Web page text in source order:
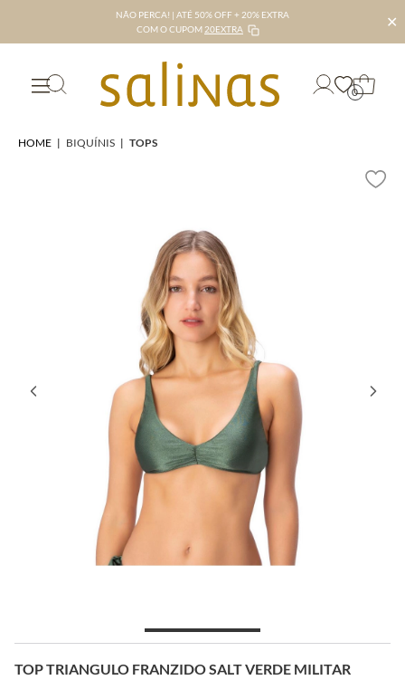
NÃO PERCA! | ATÉ 50% OFF + 20% EXTRA
COM O CUPOM 20EXTRA ✕
0
HOME | BIQUÍNIS | TOPS
TOP TRIANGULO FRANZIDO SALT VERDE MILITAR